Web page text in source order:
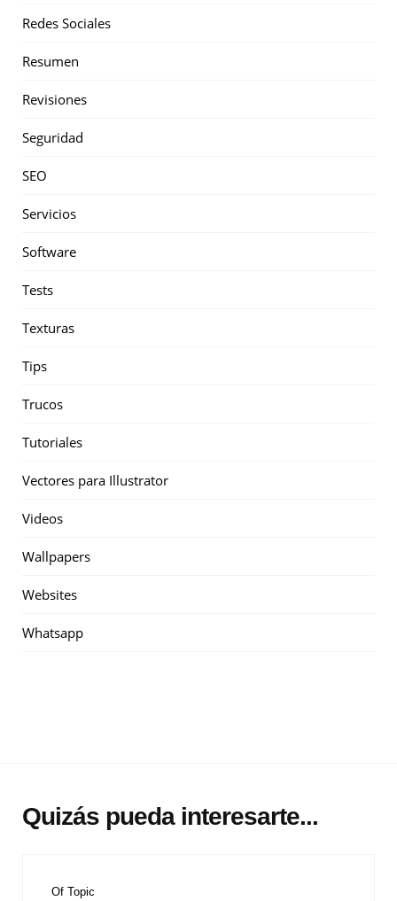
Redes Sociales
Resumen
Revisiones
Seguridad
SEO
Servicios
Software
Tests
Texturas
Tips
Trucos
Tutoriales
Vectores para Illustrator
Videos
Wallpapers
Websites
Whatsapp
Quizás pueda interesarte...
Of Topic